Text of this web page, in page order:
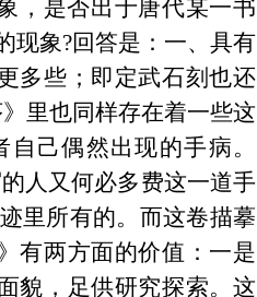
，是否出于唐代某一书
现象?回答是：一、具有
多些；即定武石刻也还
里也同样存在着一些这
自己偶然出现的手病。
人又何必多费这一道手
里所有的。而这卷描摹
有两方面的价值：一是
貌，足供研究探索。这